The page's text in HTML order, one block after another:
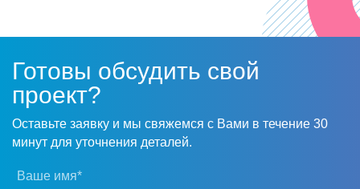
Готовы обсудить свой
проект?
Оставьте заявку и мы свяжемся с Вами в течение 30
минут для уточнения деталей.
Ваше имя*